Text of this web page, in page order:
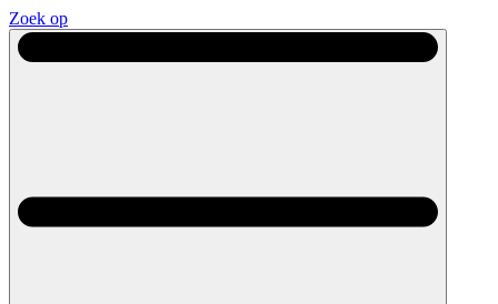
Zoek op